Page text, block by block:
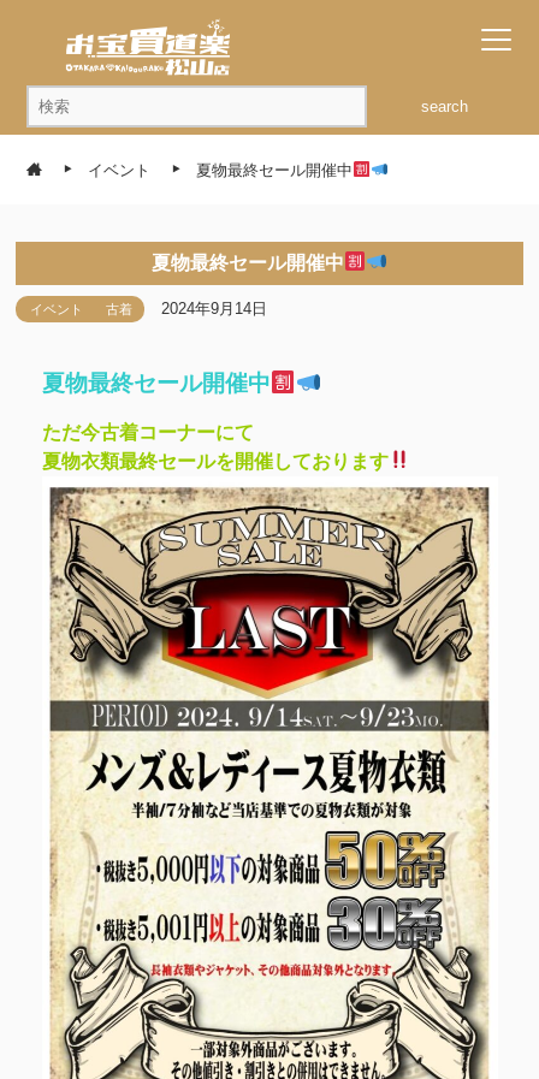
search
イベント 夏物最終セール開催中
夏物最終セール開催中
イベント 古着 2024年9月14日
夏物最終セール開催中
ただ今古着コーナーにて
夏物衣類最終セールを開催しております